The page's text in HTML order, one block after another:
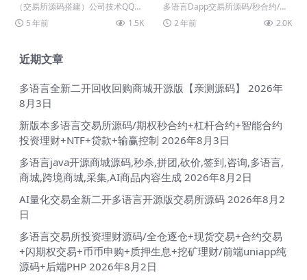
商城/矿机app/奇亚币分币挖
（交易所源码搭建）公司技术QQ：
34401713，最新版源码 源码说
明： 1.登...
5 年前 1.5K
约/币币/U本位合约/DeFi挖
矿/质押挖矿/借贷/理财/Ai智
能控盘/
多语言Dapp交易所源码/秒合约/币
币/U本位合约/DeFi挖矿/质押挖矿/
借贷...2 年前 2.0K
近期文章
多语言全新二开回收回购商城开源版【亲测源码】
2026年
8月3日
新版本多语言交易所源码/期权秒合约+杠杆合约+智能合约
投资理财+NTF+贷款+输赢控制 2026年8月3日
多语言java开源商城源码,秒杀,拼团,砍价,签到,咨询,多语言,
商城,跨境商城,采集,AI商品内容生成 2026年8月2日
AI量化交易全新二开多语言开源版交易所源码 2026年8月2
日
多语言交易所投资理财源码/全仓逐仓+现货交易+合约交易
+闪期权交易+币币申购+质押生息+挖矿理财/前端uniapp纯
源码+后端PHP 2026年8月2日